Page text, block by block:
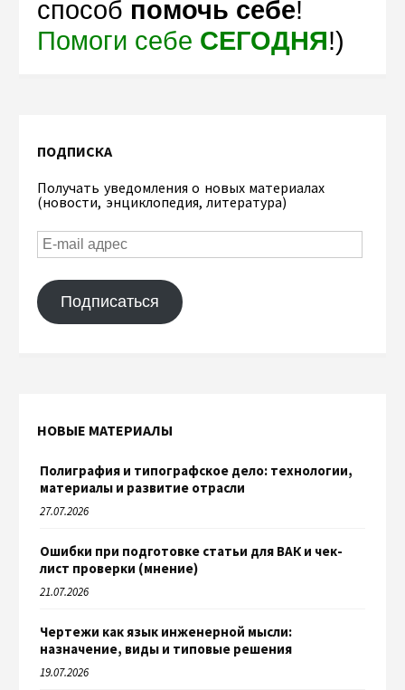
способ помочь себе!
Помоги себе СЕГОДНЯ!)
ПОДПИСКА
Получать уведомления о новых материалах
(новости, энциклопедия, литература)
Подписаться
НОВЫЕ МАТЕРИАЛЫ
Полиграфия и типографское дело: технологии,
материалы и развитие отрасли
27.07.2026
Ошибки при подготовке статьи для ВАК и чек-
лист проверки (мнение)
21.07.2026
Чертежи как язык инженерной мысли:
назначение, виды и типовые решения
19.07.2026